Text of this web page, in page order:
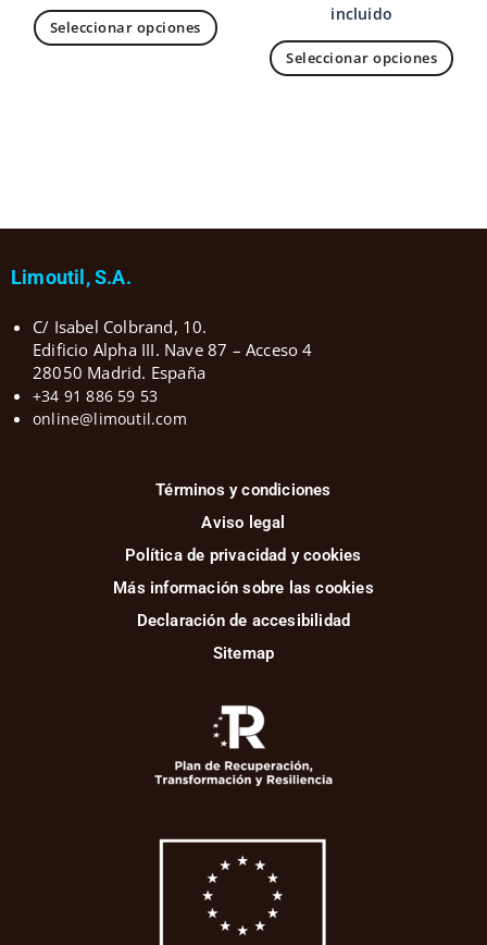
Seleccionar opciones
incluido
Seleccionar opciones
Limoutil, S.A.
C/ Isabel Colbrand, 10.
Edificio Alpha III. Nave 87 – Acceso 4
28050 Madrid. España
+34 91 886 59 53
online@limoutil.com
Términos y condiciones
Aviso legal
Política de privacidad y cookies
Más información sobre las cookies
Declaración de accesibilidad
Sitemap